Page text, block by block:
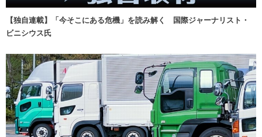
【独自連載】「今そこにある危機」を読み解く 国際ジャーナリスト・
ビニシウス氏